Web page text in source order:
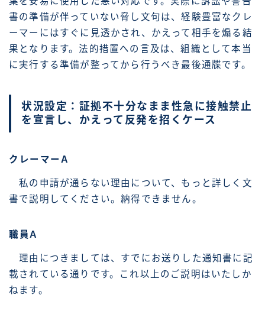
書の準備が伴っていない脅し文句は、経験豊富なクレ
ーマーにはすぐに見透かされ、かえって相手を煽る結
果となります。法的措置への言及は、組織として本当
に実行する準備が整ってから行うべき最後通牒です。
状況設定：証拠不十分なまま性急に接触禁止
を宣言し、かえって反発を招くケース
クレーマーA
私の申請が通らない理由について、もっと詳しく文
書で説明してください。納得できません。
職員A
理由につきましては、すでにお送りした通知書に記
載されている通りです。これ以上のご説明はいたしか
ねます。